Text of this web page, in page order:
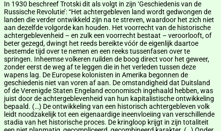
In 1930 beschreef Trotski dit als volgt in zijn ‘Geschiedenis van de
Russische Revolutie’: “Het achtergebleven land wordt gedwongen de
landen die verder ontwikkeld zijn na te streven, waardoor het zich niet
aan dezelfde volgorde kan houden. Het voorrecht van de historische
achtergeblevenheid – en zulk een voorrecht bestaat – veroorlooft, of
beter gezegd, dwingt het reeds bereikte vóór de eigenlijk daartoe
bestemde tijd over te nemen en een reeks tussenfasen over te
springen. Inheemse volkeren ruilden de boog direct voor het geweer,
zonder eerst de weg af te leggen die in het verleden tussen deze
wapens lag. De Europese kolonisten in Amerika begonnen de
geschiedenis niet van voren af aan. De omstandigheid dat Duitsland
of de Verenigde Staten Engeland economisch ingehaald hebben, was
juist door de achtergeblevenheid van hun kapitalistische ontwikkeling
bepaald. (…) De ontwikkeling van een historisch achtergebleven volk
leidt noodzakelijk tot een eigenaardige ineenvloeiing van verschillende
stadia van het historische proces. De kringloop krijgt in zijn totaliteit